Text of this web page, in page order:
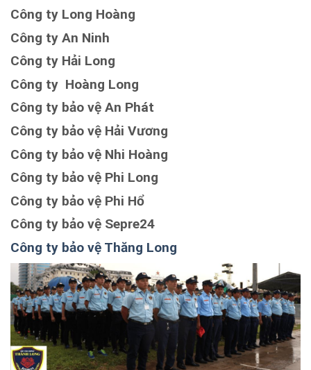
Công ty Long Hoàng
Công ty An Ninh
Công ty Hải Long
Công ty Hoàng Long
Công ty bảo vệ An Phát
Công ty bảo vệ Hải Vương
Công ty bảo vệ Nhi Hoàng
Công ty bảo vệ Phi Long
Công ty bảo vệ Phi Hổ
Công ty bảo vệ Sepre24
Công ty bảo vệ Thăng Long